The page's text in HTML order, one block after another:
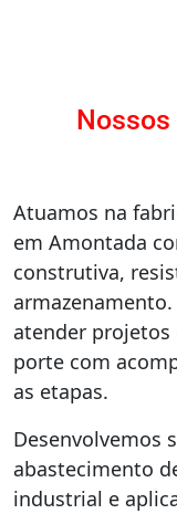
Nossos
Atuamos na
em Amontada
construtiva,
atender projetos
porte com
as etapas.
Desenvolvemos
abastecimento
industrial e